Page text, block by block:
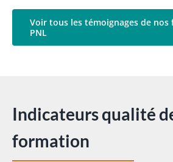
Voir tous les témoignages de nos
PNL
Indicateurs qualité
formation